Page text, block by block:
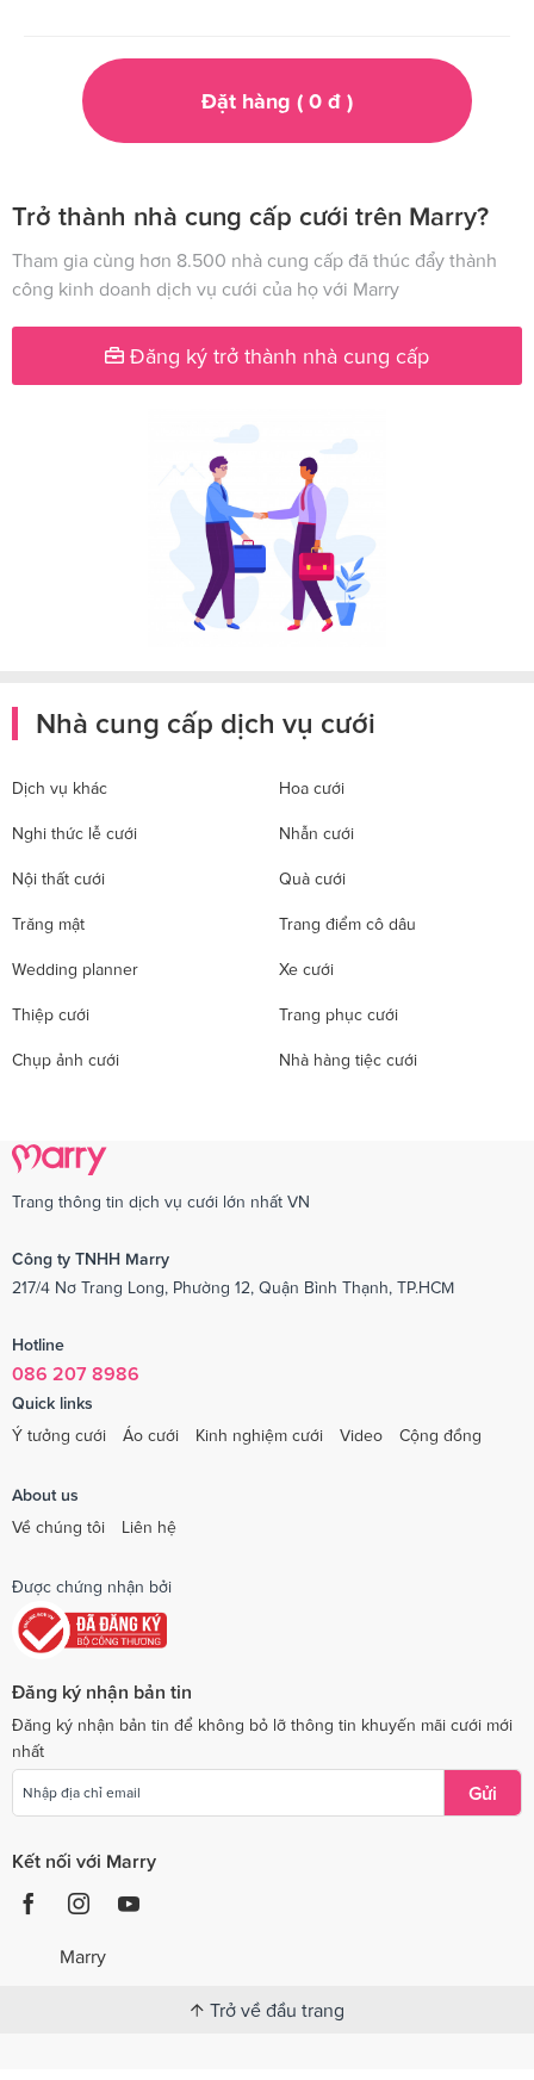
Đặt hàng ( 0đ )
Trở thành nhà cung cấp cưới trên Marry?
Tham gia cùng hơn 8.500 nhà cung cấp đã thúc đẩy thành
công kinh doanh dịch vụ cưới của họ với Marry
Đăng ký trở thành nhà cung cấp
Nhà cung cấp dịch vụ cưới
Dịch vụ khác Hoa cưới
Nghi thức lễ cưới Nhẫn cưới
Nội thất cưới Quà cưới
Trăng mật Trang điểm cô dâu
Wedding planner Xe cưới
Thiệp cưới Trang phục cưới
Chụp ảnh cưới Nhà hàng tiệc cưới
Trang thông tin dịch vụ cưới lớn nhất VN
Công ty TNHH Marry
217/4 Nơ Trang Long, Phường 12, Quận Bình Thạnh, TP.HCM
Hotline
086 207 8986
Quick links
Ý tưởng cưới
Áo cưới Kinh nghiệm cưới Video Cộng đồng
About us
Về chúng tôi
Liên hệ
Được chứng nhận bởi
Đăng ký nhận bản tin
Đăng ký nhận bản tin để không bỏ lỡ thông tin khuyến mãi cưới mới
nhất
Gửi
Kết nối với Marry
Marry
Trở về đầu trang